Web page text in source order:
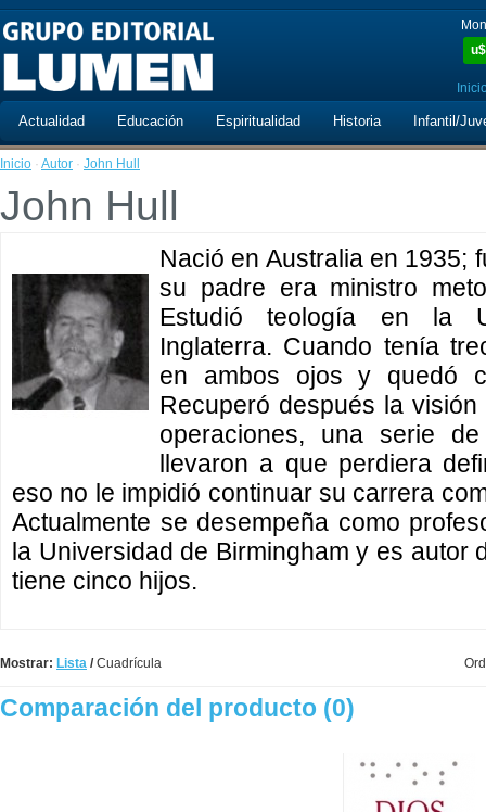
u$
Actualidad Educación Espiritualidad Historia Infantil/
Inicio · Autor · John Hull
John Hull
Nació en Australia en 1935;
su padre era ministro
Estudió teología en la
Inglaterra. Cuando tenía
en ambos ojos y quedó
Recuperó después la
operaciones, una serie
llevaron a que perdiera
eso no le impidió continuar su carrera
Actualmente se desempeña como
la Universidad de Birmingham y es autor
tiene cinco hijos.
Mostrar: Lista /Cuadrícula
Comparación del producto (0)